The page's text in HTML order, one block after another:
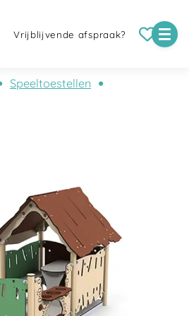
Vrijblijvende afspraak?
Speeltoestellen